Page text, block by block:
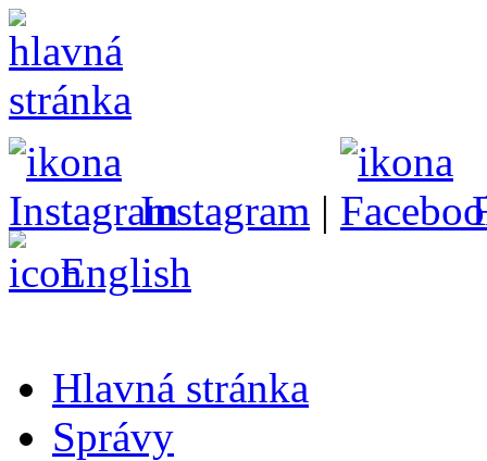
Instagram |
English
Hlavná stránka
Správy